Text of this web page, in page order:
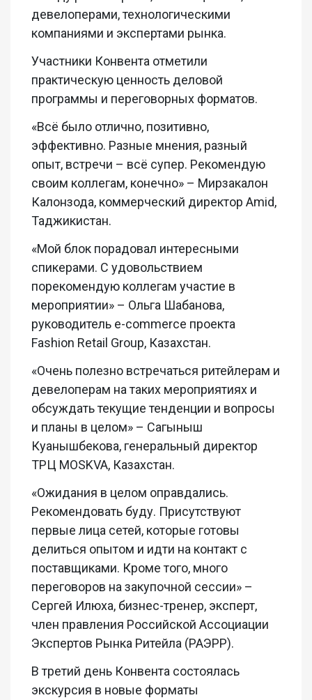
девелоперами, технологическими
компаниями и экспертами рынка.
Участники Конвента отметили
практическую ценность деловой
программы и переговорных форматов.
«Всё было отлично, позитивно,
эффективно. Разные мнения, разный
опыт, встречи – всё супер. Рекомендую
своим коллегам, конечно» – Мирзакалон
Калонзода, коммерческий директор Amid,
Таджикистан.
«Мой блок порадовал интересными
спикерами. С удовольствием
порекомендую коллегам участие в
мероприятии» – Ольга Шабанова,
руководитель e-commerce проекта
Fashion Retail Group, Казахстан.
«Очень полезно встречаться ритейлерам и
девелоперам на таких мероприятиях и
обсуждать текущие тенденции и вопросы
и планы в целом» – Сагыныш
Куанышбекова, генеральный директор
ТРЦ MOSKVA, Казахстан.
«Ожидания в целом оправдались.
Рекомендовать буду. Присутствуют
первые лица сетей, которые готовы
делиться опытом и идти на контакт с
поставщиками. Кроме того, много
переговоров на закупочной сессии» –
Сергей Илюха, бизнес-тренер, эксперт,
член правления Российской Ассоциации
Экспертов Рынка Ритейла (РАЭРР).
В третий день Конвента состоялась
экскурсия в новые форматы